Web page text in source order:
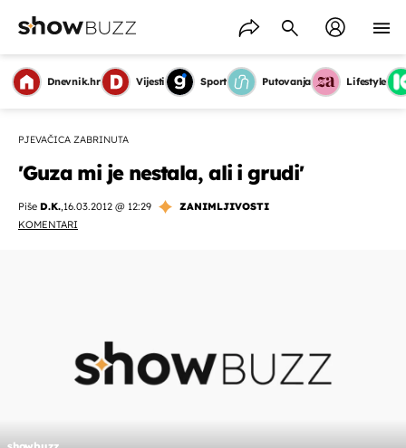
Dnevnik.hr Vijesti Sport Putovanja Lifestyle
PJEVAČICA ZABRINUTA
'Guza mi je nestala, ali i grudi'
Piše D.K.,16.03.2012 @ 12:29
ZANIMLJIVOSTI
KOMENTARI
OMOGUĆI OBAVIJESTI